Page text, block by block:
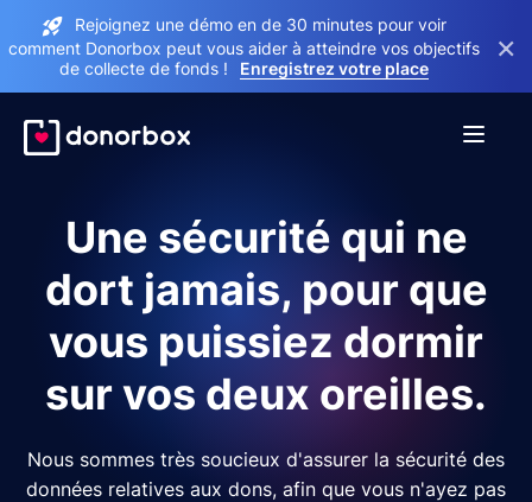
Rejoignez une démo en de 30 minutes pour voir
comment Donorbox peut vous aider à atteindre vos objectifs
de collecte de fonds !
Enregistrez votre place
×
Une sécurité qui ne
dort jamais, pour que
vous puissiez dormir
sur vos deux oreilles.
Nous sommes très soucieux d'assurer la sécurité des
données relatives aux dons, afin que vous n'ayez pas